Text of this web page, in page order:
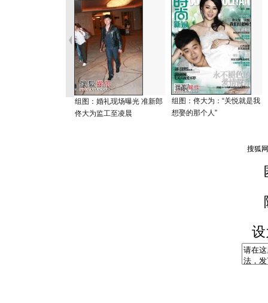
组图：婚礼现场曝光 准新郎
佟大为监工至凌晨
组图：佟大为：“关悦就是我
想娶的那个人”